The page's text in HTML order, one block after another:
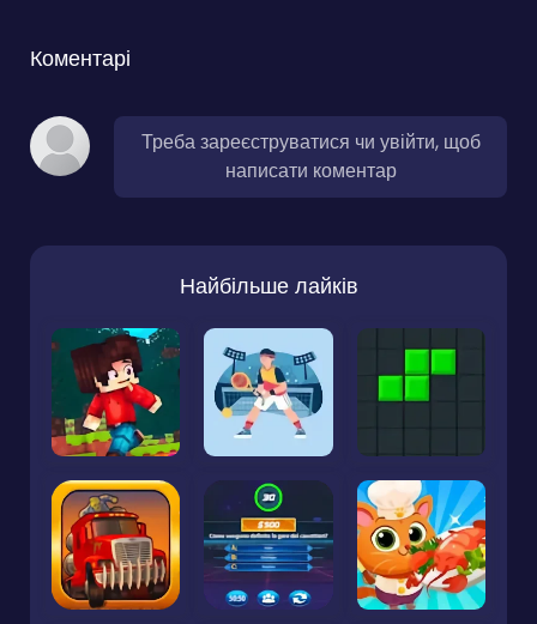
Коментарі
Треба зареєструватися чи увійти, щоб
написати коментар
Найбільше лайків